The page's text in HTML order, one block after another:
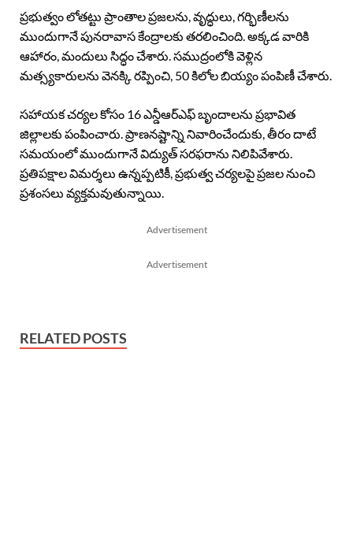
ప్రభుత్వం లోతట్టు ప్రాంతాల ప్రజలను, వృద్ధులు, గర్భిణీలను
ముందుగానే పునరావాస కేంద్రాలకు తరలించింది. అక్కడ వారికి
ఆహారం, మందులు సిద్ధం చేశారు. సముద్రంలోకి వెళ్లిన
మత్స్యకారులను వెనక్కి రప్పించి, 50 కిలోల బియ్యం పంపిణీ చేశారు.
సహాయక చర్యల కోసం 16 ఎన్డీఆర్‌ఎఫ్ బృందాలను ప్రభావిత
జిల్లాలకు పంపించారు. ప్రాణనష్టాన్ని నివారించేందుకు, తీరం దాటే
సమయంలో ముందుగానే విద్యుత్ సరఫరాను నిలిపివేశారు.
ప్రతిపక్షాల విమర్శలు ఉన్నప్పటికీ, ప్రభుత్వ చర్యలపై ప్రజల నుంచి
ప్రశంసలు వ్యక్తమవుతున్నాయి.
Advertisement
Advertisement
RELATED POSTS